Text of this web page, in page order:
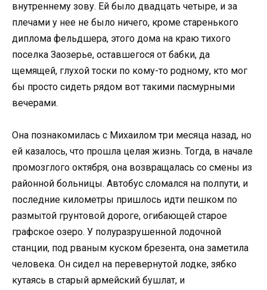
внутреннему зову. Ей было двадцать четыре, и за
плечами у нее не было ничего, кроме старенького
диплома фельдшера, этого дома на краю тихого
поселка Заозерье, оставшегося от бабки, да
щемящей, глухой тоски по кому-то родному, кто мог
бы просто сидеть рядом вот такими пасмурными
вечерами.
Она познакомилась с Михаилом три месяца назад, но
ей казалось, что прошла целая жизнь. Тогда, в начале
промозглого октября, она возвращалась со смены из
районной больницы. Автобус сломался на полпути, и
последние километры пришлось идти пешком по
размытой грунтовой дороге, огибающей старое
графское озеро. У полуразрушенной лодочной
станции, под рваным куском брезента, она заметила
человека. Он сидел на перевернутой лодке, зябко
кутаясь в старый армейский бушлат, и